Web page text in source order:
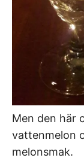
Men den här
vattenmelon
melonsmak.